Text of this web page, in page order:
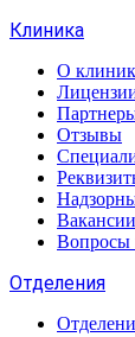
Клиника
О
Отзывы
Вакансии
Вопросы
Отделения